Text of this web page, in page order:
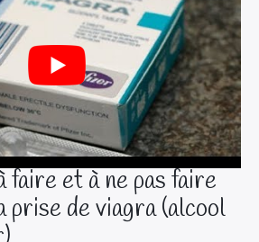
faire et à ne pas faire
prise de viagra (alcool